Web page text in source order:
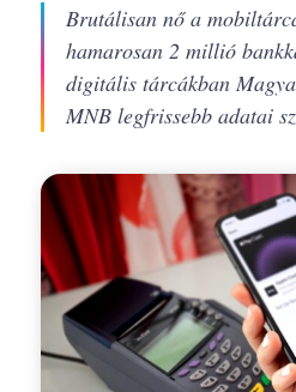
Brutálisan nő a
hamarosan 2 millió
digitális tárcákban
MNB legfrissebb adatai